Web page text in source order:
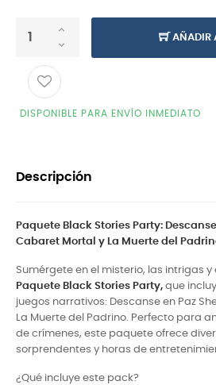
AÑADIR
DISPONIBLE PARA ENVÍO INMEDIATO
Descripción
Paquete Black Stories Party:
Cabaret Mortal y La Muerte del
Sumérgete en el misterio, las intrigas y
Paquete Black Stories Party, que
juegos narrativos: Descanse en Paz
La Muerte del Padrino. Perfecto para
de crímenes, este paquete ofrece
sorprendentes y horas de
¿Qué incluye este pack?